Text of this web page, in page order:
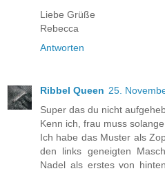
Liebe Grüße
Rebecca
Antworten
Ribbel Queen 25.
Super das du nicht
Kenn ich, frau muss
Ich habe das Muster als
den links geneigten
Nadel als erstes von